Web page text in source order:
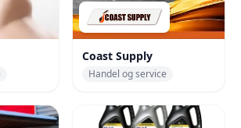
Coast Supply
Handel og service